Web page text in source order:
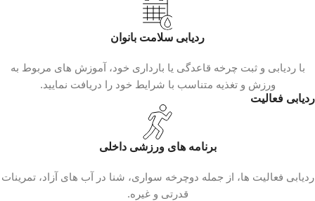
ردیابی سلامت بانوان
با ردیابی و ثبت چرخه قاعدگی یا بارداری خود، آموزش‌ های مربوط به
ورزش و تغذیه متناسب با شرایط خود را دریافت نمایید.
ردیابی فعالیت
برنامه‌ های ورزشی داخلی
ردیابی فعالیت‌ ها، از جمله دوچرخه‌ سواری، شنا در آب‌ های آزاد، تمرینات
قدرتی و غیره.